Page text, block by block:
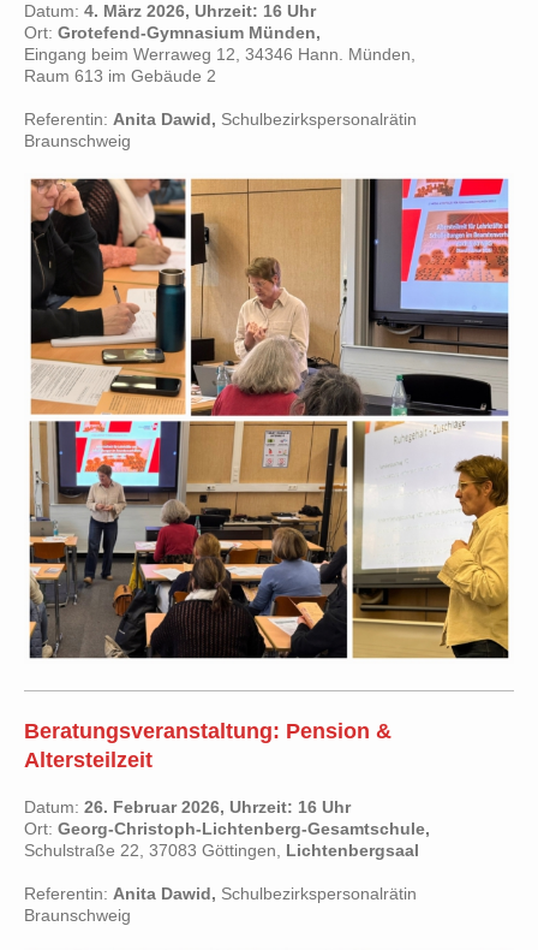
Datum: 4. März 2026, Uhrzeit: 16 Uhr
Ort: Grotefend-Gymnasium Münden,
Eingang beim Werraweg 12, 34346 Hann. Münden,
Raum 613 im Gebäude 2
Referentin: Anita Dawid, Schulbezirkspersonalrätin
Braunschweig
Beratungsveranstaltung: Pension &
Altersteilzeit
Datum: 26. Februar 2026, Uhrzeit: 16 Uhr
Ort: Georg-Christoph-Lichtenberg-Gesamtschule,
Schulstraße 22, 37083 Göttingen, Lichtenbergsaal
Referentin: Anita Dawid, Schulbezirkspersonalrätin
Braunschweig